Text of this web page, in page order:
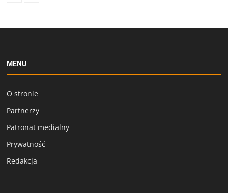
MENU
O stronie
Partnerzy
Patronat medialny
Prywatność
Redakcja